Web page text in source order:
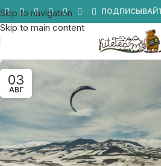
Skip to navigation
Skip to main content
03
АВГ